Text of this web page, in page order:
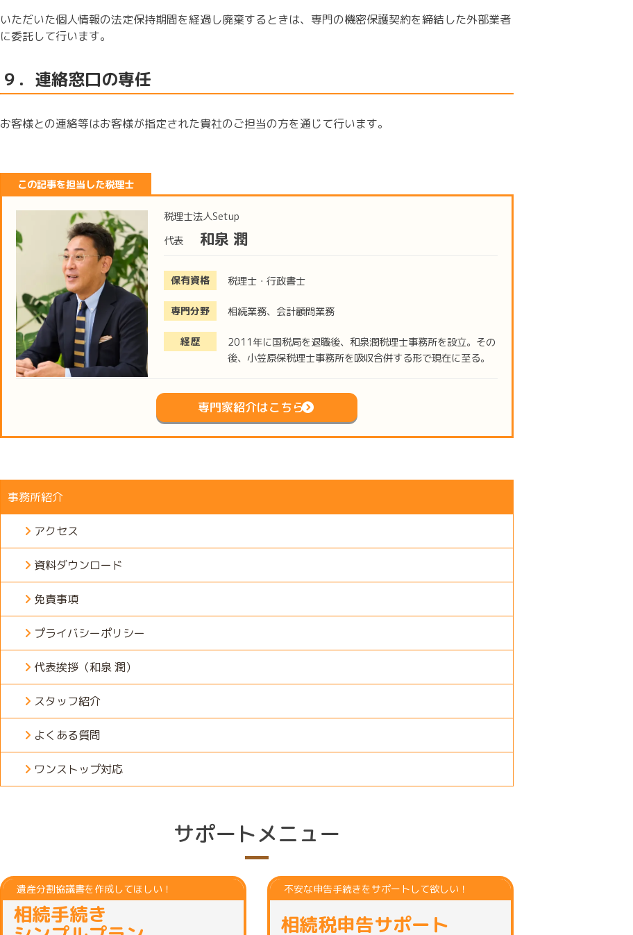
いただいた個人情報の法定保持期間を経過し廃棄するときは、専門の機密保護契約を締結した外部業者
に委託して行います。
９．連絡窓口の専任
お客様との連絡等はお客様が指定された貴社のご担当の方を通じて行います。
この記事を担当した税理士
税理士法人Setup
代表
和泉 潤
保有資格 税理士・行政書士
専門分野 相続業務、会計顧問業務
経歴
2011年に国税局を退職後、和泉潤税理士事務所を設立。その
後、小笠原保税理士事務所を吸収合併する形で現在に至る。
専門家紹介はこちら
事務所紹介
アクセス
資料ダウンロード
免責事項
プライバシーポリシー
代表挨拶（和泉 潤）
スタッフ紹介
よくある質問
ワンストップ対応
サポートメニュー
遺産分割協議書を作成してほしい！
相続手続き
不安な申告手続きをサポートして欲しい！
相続税申告サポート